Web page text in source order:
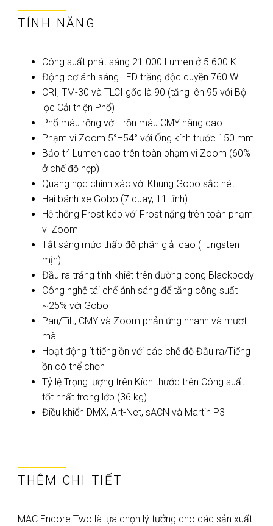
TÍNH NĂNG
Công suất phát sáng 21.000 Lumen ở 5.600 K
Động cơ ánh sáng LED trắng độc quyền 760 W
CRI, TM-30 và TLCI gốc là 90 (tăng lên 95 với Bộ
lọc Cải thiện Phổ)
Phổ màu rộng với Trộn màu CMY nâng cao
Phạm vi Zoom 5°–54° với Ống kính trước 150 mm
Bảo trì Lumen cao trên toàn phạm vi Zoom (60%
ở chế độ hẹp)
Quang học chính xác với Khung Gobo sắc nét
Hai bánh xe Gobo (7 quay, 11 tĩnh)
Hệ thống Frost kép với Frost nặng trên toàn phạm
vi Zoom
Tắt sáng mức thấp độ phân giải cao (Tungsten
mịn)
Đầu ra trắng tinh khiết trên đường cong Blackbody
Công nghệ tái chế ánh sáng để tăng công suất
~25% với Gobo
Pan/Tilt, CMY và Zoom phản ứng nhanh và mượt
mà
Hoạt động ít tiếng ồn với các chế độ Đầu ra/Tiếng
ồn có thể chọn
Tỷ lệ Trọng lượng trên Kích thước trên Công suất
tốt nhất trong lớp (36 kg)
Điều khiển DMX, Art-Net, sACN và Martin P3
THÊM CHI TIẾT
MAC Encore Two là lựa chọn lý tưởng cho các sản xuất